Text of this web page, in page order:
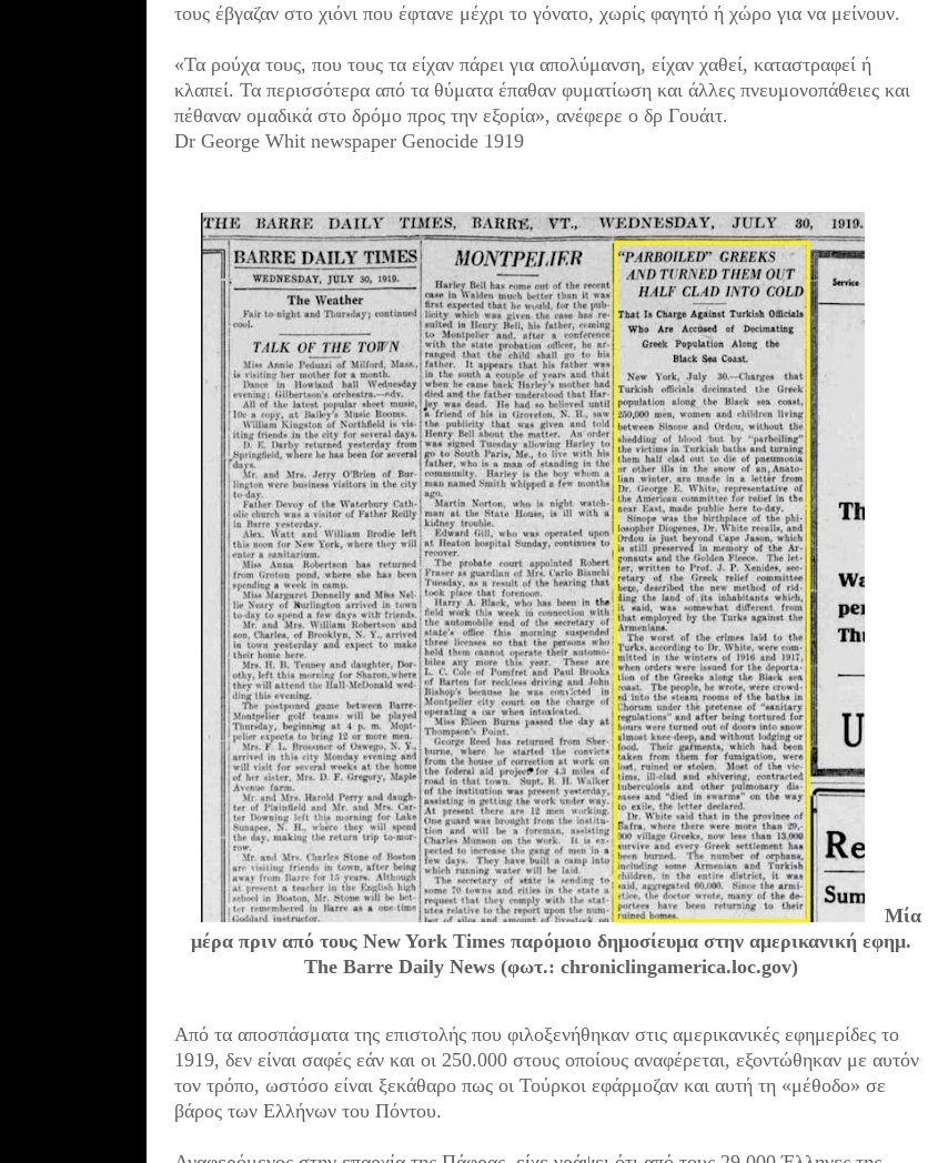
τους έβγαζαν στο χιόνι που έφτανε μέχρι το γόνατο, χωρίς φαγητό ή χώρο για να μείνουν.
«Τα ρούχα τους, που τους τα είχαν πάρει για απολύμανση, είχαν χαθεί, καταστραφεί ή
κλαπεί. Τα περισσότερα από τα θύματα έπαθαν φυματίωση και άλλες πνευμονοπάθειες και
πέθαναν ομαδικά στο δρόμο προς την εξορία», ανέφερε ο δρ Γουάιτ.
Dr George Whit newspaper Genocide 1919
Μία
μέρα πριν από τους New York Times παρόμοιο δημοσίευμα στην αμερικανική εφημ.
The Barre Daily News (φωτ.: chroniclingamerica.loc.gov)
Από τα αποσπάσματα της επιστολής που φιλοξενήθηκαν στις αμερικανικές εφημερίδες το
1919, δεν είναι σαφές εάν και οι 250.000 στους οποίους αναφέρεται, εξοντώθηκαν με αυτόν
τον τρόπο, ωστόσο είναι ξεκάθαρο πως οι Τούρκοι εφάρμοζαν και αυτή τη «μέθοδο» σε
βάρος των Ελλήνων του Πόντου.